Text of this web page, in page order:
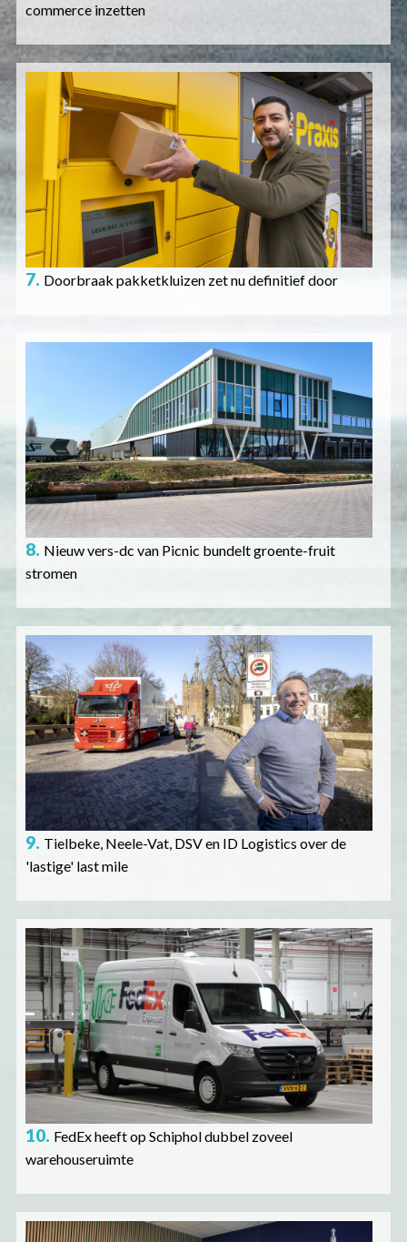
commerce inzetten
Afbeelding
7. Doorbraak pakketkluizen zet nu definitief door
8. Nieuw vers-dc van Picnic bundelt groente-fruit
stromen
Afbeelding
9. Tielbeke, Neele-Vat, DSV en ID Logistics over de
'lastige' last mile
Afbeelding
10. FedEx heeft op Schiphol dubbel zoveel
warehouseruimte
Afbeelding